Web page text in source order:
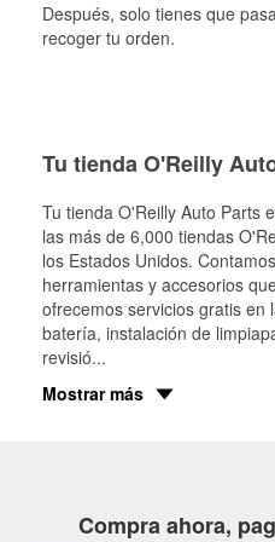
Después, solo tienes que
recoger tu orden.
Tu tienda O'Reilly
Tu tienda O'Reilly Auto Parts
las más de 6,000 tiendas
los Estados Unidos.
herramientas y accesorios
ofrecemos servicios gratis en
batería, instalación de
revisió...
Mostrar más
Compra ahora,